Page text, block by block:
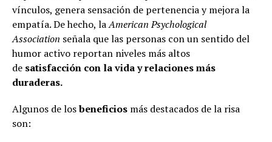
vínculos, genera sensación de pertenencia y mejora la
empatía. De hecho, laAmerican Psychological
Association señala que las personas con un sentido del
humor activo reportan niveles más altos
de satisfacción con la vida y relaciones más
duraderas.
Algunos de losbeneficios más destacados de la risa
son: